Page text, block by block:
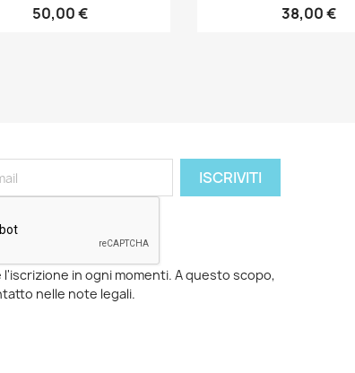
50,00 € 38,00 €
l'iscrizione in ogni momenti. A questo scopo,
nelle note legali.